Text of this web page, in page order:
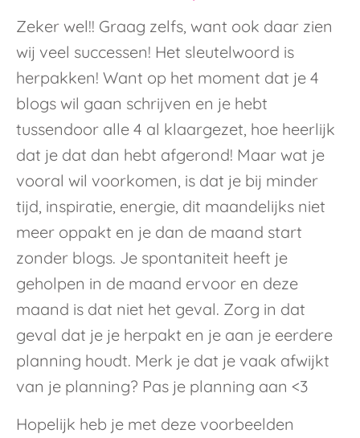
Zeker wel!! Graag zelfs, want ook daar zien
wij veel successen! Het sleutelwoord is
herpakken! Want op het moment dat je 4
blogs wil gaan schrijven en je hebt
tussendoor alle 4 al klaargezet, hoe heerlijk
dat je dat dan hebt afgerond! Maar wat je
vooral wil voorkomen, is dat je bij minder
tijd, inspiratie, energie, dit maandelijks niet
meer oppakt en je dan de maand start
zonder blogs. Je spontaniteit heeft je
geholpen in de maand ervoor en deze
maand is dat niet het geval. Zorg in dat
geval dat je je herpakt en je aan je eerdere
planning houdt. Merk je dat je vaak afwijkt
van je planning? Pas je planning aan <3
Hopelijk heb je met deze voorbeelden